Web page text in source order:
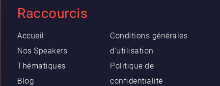
Raccourcis
Accueil
Nos Speakers
Thématiques
Blog
Conditions générales
d'utilisation
Politique de
confidentialité